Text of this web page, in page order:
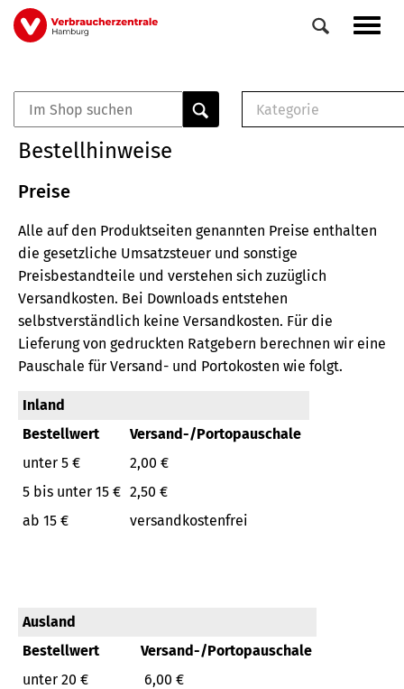
Direkt
zum
Veranstaltungen
0
Elemente
Kategorie
Broschüre
Buch
Bestellhinweise
Preise
Alle auf den Produktseiten genannten Preise enthalten
die gesetzliche Umsatzsteuer und sonstige
Preisbestandteile und verstehen sich zuzüglich
Versandkosten. Bei Downloads entstehen
selbstverständlich keine Versandkosten. Für die
Lieferung von gedruckten Ratgebern berechnen wir eine
Pauschale für Versand- und Portokosten wie folgt.
Inland
Bestellwert
Versand-/Portopauschale
unter 5 €
2,00 €
5 bis unter 15 € 2,50 €
ab 15 €
versandkostenfrei
Ausland
Bestellwert
Versand-/Portopauschale
unter 20 €
6,00 €